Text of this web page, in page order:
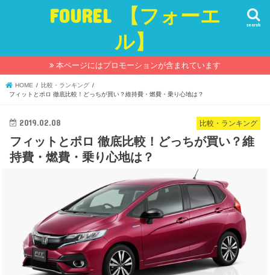
FOUREL 【フォーエ
ル】
search
本ページにはプロモーションが含まれています
HOME
比較・ランキング
フィットとポロ 徹底比較！どっちが買い？維持費・燃費・乗り心地は？
比較・ランキング
2019.02.08
フィットとポロ 徹底比較！どっちが買い？維
持費・燃費・乗り心地は？